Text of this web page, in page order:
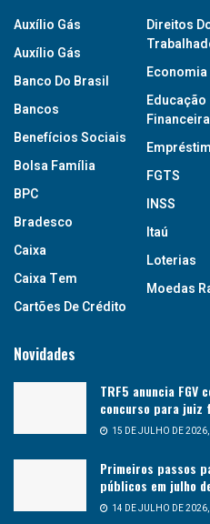
Auxílio Gás
Auxílio Gás
Banco Do Brasil
Bancos
Benefícios Sociais
Bolsa Família
BPC
Bradesco
Caixa
Caixa Tem
Cartões De Crédito
Direitos
Economia
Educação
Financeira
FGTS
INSS
Itaú
Loterias
Moedas
Novidades
TRF5 anuncia FGV
concurso para
15 DE JULHO DE
Primeiros passos
públicos em julho
14 DE JULHO DE